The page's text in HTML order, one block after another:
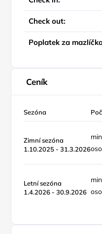
Check out:
Poplatek za
Ceník
Sezóna
Zimní sezóna
1.10.2025 - 31.3.2026
Letní sezóna
1.4.2026 - 30.9.2026